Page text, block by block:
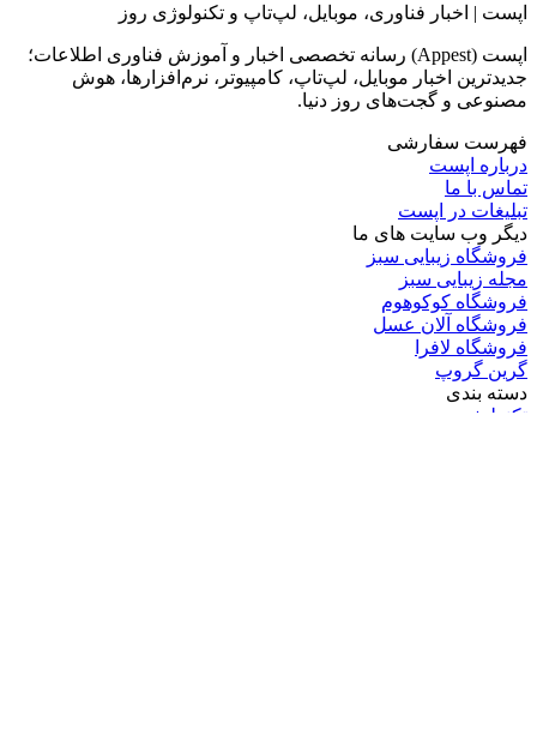
اپست | اخبار فناوری، موبایل، لپ‌تاپ و تکنولوژی روز
اپست (Appest) رسانه تخصصی اخبار و آموزش فناوری اطلاعات؛
جدیدترین اخبار موبایل، لپ‌تاپ، کامپیوتر، نرم‌افزارها، هوش
مصنوعی و گجت‌های روز دنیا.
فهرست سفارشی
درباره اپست
تماس با ما
تبلیغات در اپست
دیگر وب سایت های ما
فروشگاه زیبایی سبز
مجله زیبایی سبز
فروشگاه کوکوهوم
فروشگاه آلان عسل
فروشگاه لافرا
گرین گروپ
دسته بندی
تکنولوژی